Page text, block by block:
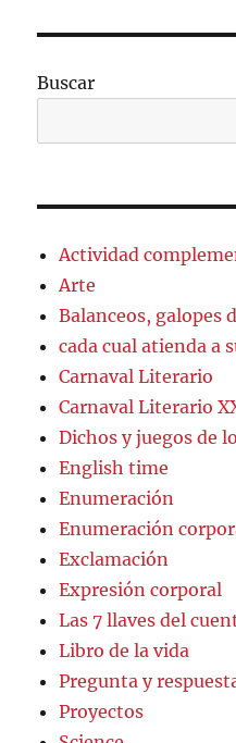
Buscar
Actividad
Arte
Balanceos, galopes
cada cual atienda a
Carnaval Literario
Carnaval Literario
Dichos y juegos de
English time
Enumeración
Enumeración
Exclamación
Expresión corporal
Las 7 llaves del
Libro de la vida
Pregunta y
Proyectos